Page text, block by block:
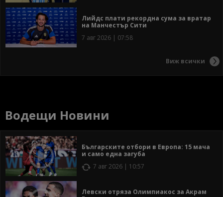
Лийдс плати рекордна сума за вратар
на Манчестър Сити
7 авг 2026 | 07:58
Виж всички
Водещи Новини
Българските отбори в Европа: 15 мача
и само една загуба
7 авг 2026 | 10:57
Левски отряза Олимпиакос за Акрам